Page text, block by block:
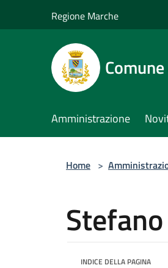
Regione Marche
Amministrazione
Home >
INDICE DELLA PAGINA